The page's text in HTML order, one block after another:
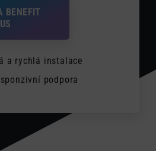
BENEFIT
a rychlá instalace
podpora